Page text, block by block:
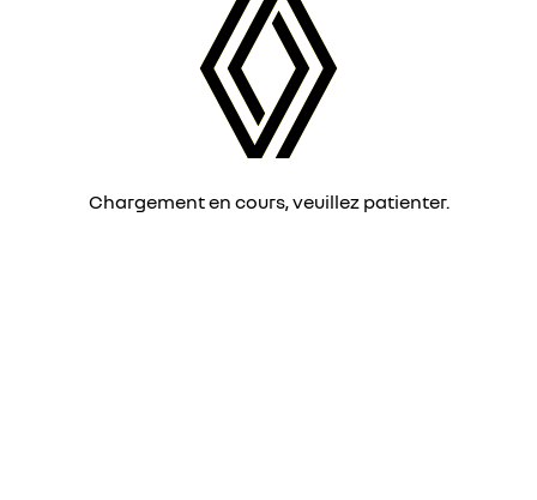
Chargement en cours, veuillez patienter.